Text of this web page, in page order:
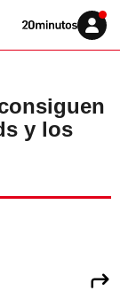
Volver
Iniciar
sesión
y los